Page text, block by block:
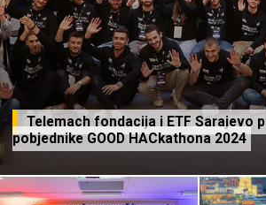
Telemach fondacija i ETF Sarajevo
pobjednike GOOD HACkathona 2024